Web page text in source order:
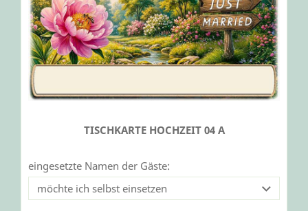
TISCHKARTE HOCHZEIT 04 A
eingesetzte Namen der Gäste: